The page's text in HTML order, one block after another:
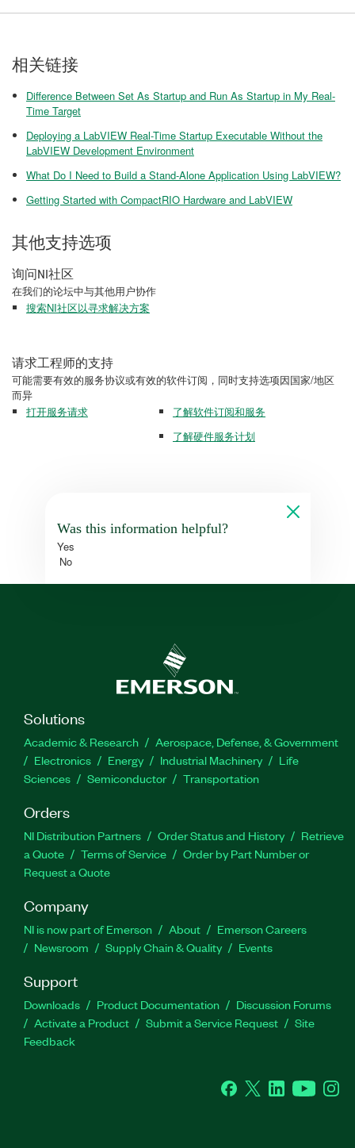
相关链接
Difference Between Set As Startup and Run As Startup in My Real-
Time Target
Deploying a LabVIEW Real-Time Startup Executable Without the
LabVIEW Development Environment
What Do I Need to Build a Stand-Alone Application Using LabVIEW?
Getting Started with CompactRIO Hardware and LabVIEW
其他支持选项
询问NI社区
在我们的论坛中与其他用户协作
搜索NI社区以寻求解决方案
请求工程师的支持
可能需要有效的服务协议或有效的软件订阅，同时支持选项因国家/地区
而异
打开服务请求
了解软件订阅和服务
了解硬件服务计划
Was this information helpful?
Yes
No
Solutions
Academic & Research
Aerospace, Defense, & Government
Electronics
Energy Industrial Machinery
Life
Sciences
Semiconductor Transportation
Orders
NI Distribution Partners Order Status and History
Retrieve
a Quote
Terms of Service
Order by Part Number or
Request a Quote
Company
NI is now part of Emerson About
Emerson Careers
Newsroom
Supply Chain & Quality Events
Support
Downloads Product Documentation
Discussion Forums
Activate a Product
Submit a Service Request
Site
Feedback
Facebook
Twitter LinkedInYouTube